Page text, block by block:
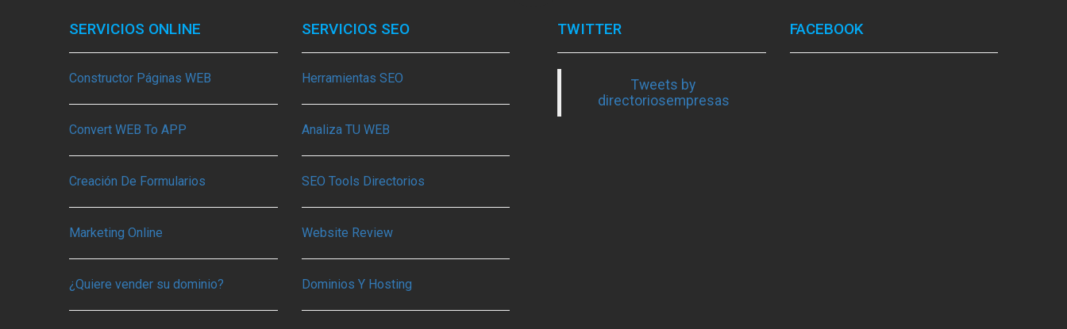
SERVICIOS ONLINE
Constructor Páginas WEB
Convert WEB To APP
Creación De Formularios
Marketing Online
¿Quiere vender su dominio?
SERVICIOS SEO
Herramientas SEO
Analiza TU WEB
SEO Tools Directorios
Website Review
Dominios Y Hosting
TWITTER
Tweets by
directoriosempresas
FACEBOOK